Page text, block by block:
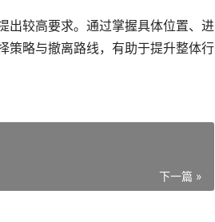
出较高要求。通过掌握具体位置、进
策略与撤离路线，有助于提升整体行
下一篇 »